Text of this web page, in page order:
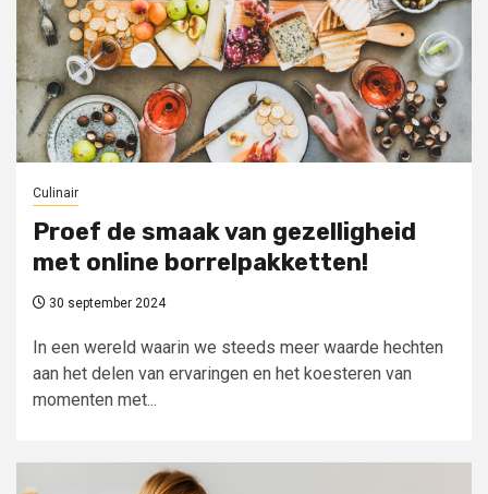
Culinair
Proef de smaak van gezelligheid
met online borrelpakketten!
30 september 2024
In een wereld waarin we steeds meer waarde hechten
aan het delen van ervaringen en het koesteren van
momenten met...